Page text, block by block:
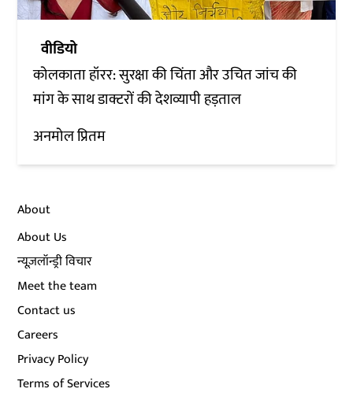
वीडियो
कोलकाता हॉरर: सुरक्षा की चिंता और उचित जांच की
मांग के साथ डाक्टरों की देशव्यापी हड़ताल
अनमोल प्रितम
About
About Us
न्यूज़लॉन्ड्री विचार
Meet the team
Contact us
Careers
Privacy Policy
Terms of Services